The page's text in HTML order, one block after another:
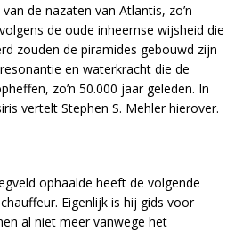
de nazaten van Atlantis, zo’n
de oude inheemse wijsheid die
zouden de piramides gebouwd zijn
en waterkracht die de
zo’n 50.000 jaar geleden. In
vertelt Stephen S. Mehler hierover.
ophaalde heeft de volgende
Eigenlijk is hij gids voor
al niet meer vanwege het